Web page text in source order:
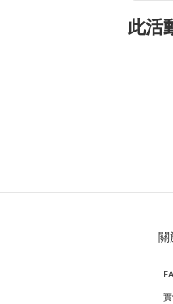
此活
關